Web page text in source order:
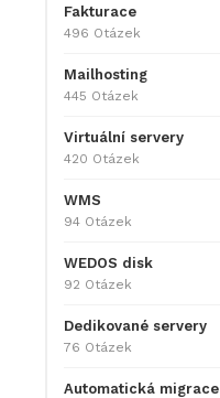
Fakturace
496 Otázek
Mailhosting
445 Otázek
Virtuální servery
420 Otázek
WMS
94 Otázek
WEDOS disk
92 Otázek
Dedikované servery
76 Otázek
Automatická migrace